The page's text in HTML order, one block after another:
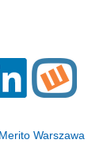
Warszawa